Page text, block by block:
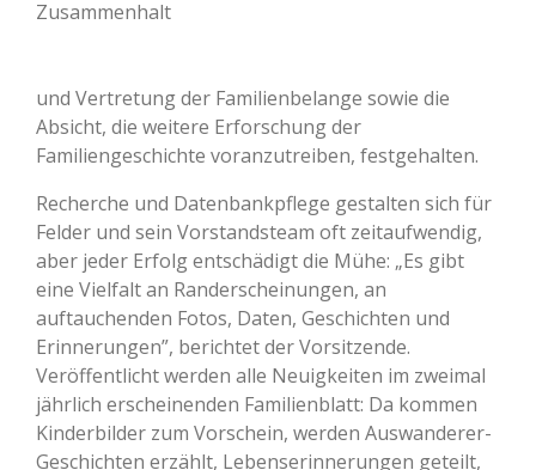
Zusammenhalt
und Vertretung der Familienbelange sowie die
Absicht, die weitere Erforschung der
Familiengeschichte voranzutreiben, festgehalten.
Recherche und Datenbankpflege gestalten sich für
Felder und sein Vorstandsteam oft zeitaufwendig,
aber jeder Erfolg entschädigt die Mühe: „Es gibt
eine Vielfalt an Randerscheinungen, an
auftauchenden Fotos, Daten, Geschichten und
Erinnerungen”, berichtet der Vorsitzende.
Veröffentlicht werden alle Neuigkeiten im zweimal
jährlich erscheinenden Familienblatt: Da kommen
Kinderbilder zum Vorschein, werden Auswanderer-
Geschichten erzählt, Lebenserinnerungen geteilt,